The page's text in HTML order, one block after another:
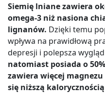
Siemię lniane zawiera
omega-3 niż nasiona
lignanów. Dzięki temu
wpływa na prawidłową
depresji i polepsza
natomiast posiada o
zawiera więcej
się niższą